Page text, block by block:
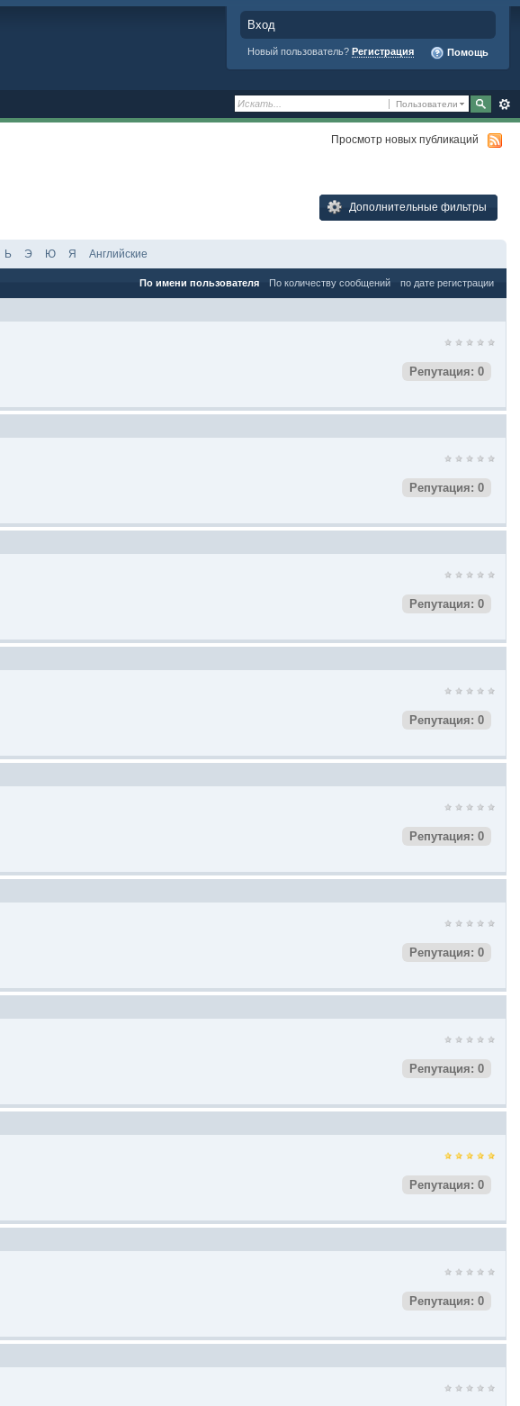
Вход
Новый пользователь? Регистрация Помощь
Пользователи
Просмотр новых публикаций
Дополнительные фильтры
Ь Э Ю Я Английские
По имени пользователя По количеству сообщений по дате регистрации
Репутация: 0
Репутация: 0
Репутация: 0
Репутация: 0
Репутация: 0
Репутация: 0
Репутация: 0
Репутация: 0
Репутация: 0